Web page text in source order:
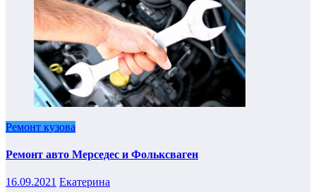
Ремонт кузова
Ремонт авто Мерседес и Фольксваген
16.09.2021 Екатерина